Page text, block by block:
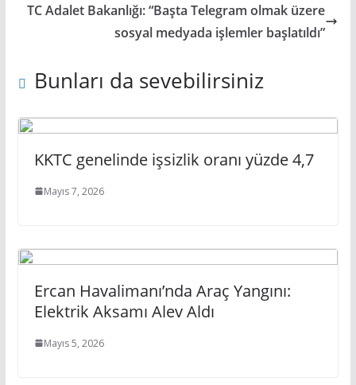
TC Adalet Bakanlığı: “Başta Telegram olmak üzere
sosyal medyada işlemler başlatıldı”
Bunları da sevebilirsiniz
KKTC genelinde işsizlik oranı yüzde 4,7
Mayıs 7, 2026
Ercan Havalimanı’nda Araç Yangını:
Elektrik Aksamı Alev Aldı
Mayıs 5, 2026